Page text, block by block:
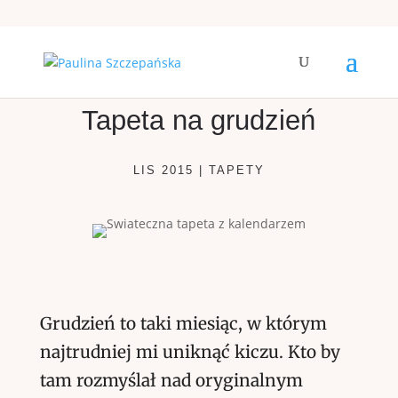
Tapeta na grudzień
LIS 2015 TAPETY
Grudzień to taki miesiąc, w którym
najtrudniej mi uniknąć kiczu. Kto by
tam rozmyślał nad oryginalnym